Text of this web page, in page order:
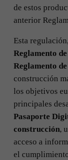
de estos
anterior
Esta
Reglamento
Reglamento
construcción
los objetivos
principales
Pasaporte
construcción,
acceso a
el